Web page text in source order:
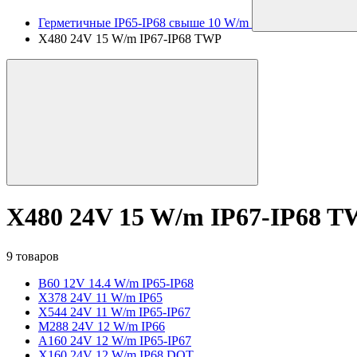
Герметичные IP65-IP68 свыше 10 W/m
X480 24V 15 W/m IP67-IP68 TWP
X480 24V 15 W/m IP67-IP68
9 товаров
B60 12V 14.4 W/m IP65-IP68
X378 24V 11 W/m IP65
X544 24V 11 W/m IP65-IP67
M288 24V 12 W/m IP66
A160 24V 12 W/m IP65-IP67